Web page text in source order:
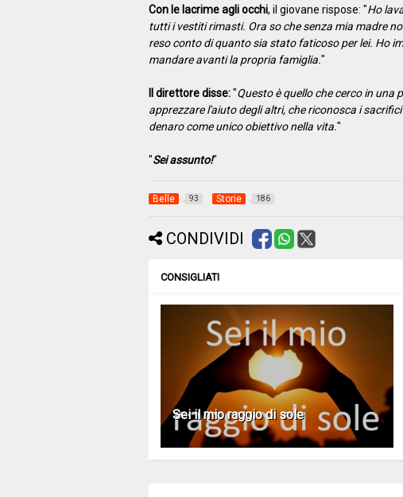
Con le lacrime agli occhi, il giovane rispose: "Ho
tutti i vestiti rimasti. Ora so che senza mia madre
reso conto di quanto sia stato faticoso per lei. Ho
mandare avanti la propria famiglia."
Il direttore disse:"Questo è quello che cerco in una
apprezzare l'aiuto degli altri, che riconosca i
denaro come unico obiettivo nella vita."
"Sei assunto!"
Belle 93 Storie 186
CONDIVIDI
CONSIGLIATI
Sei il mio raggio di sole